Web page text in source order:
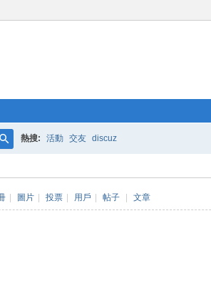
熱搜: 活動 交友 discuz
圖片 投票 用戶 帖子 文章